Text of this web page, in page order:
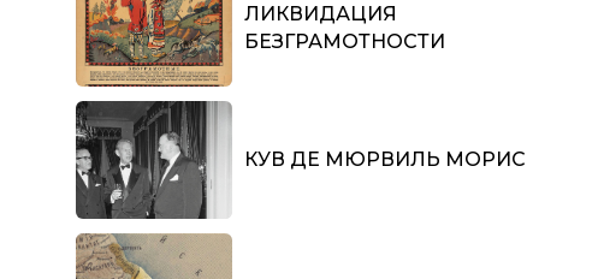
ЛИКВИДАЦИЯ
БЕЗГРАМОТНОСТИ
КУВ ДЕ МЮРВИЛЬ МОРИС